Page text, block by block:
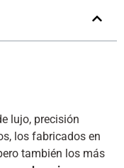
lujo, precisión
los fabricados en
también los más